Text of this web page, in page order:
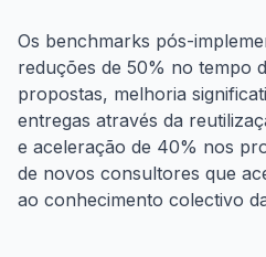
Os benchmarks pós-
reduções de 50% no tempo
propostas, melhoria
entregas através da
e aceleração de 40% nos
de novos consultores que
ao conhecimento colectivo